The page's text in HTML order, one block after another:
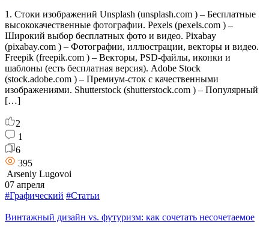
1. Стоки изображений Unsplash (unsplash.com ) – Бесплатные
высококачественные фотографии. Pexels (pexels.com ) –
Широкий выбор бесплатных фото и видео. Pixabay
(pixabay.com ) – Фотографии, иллюстрации, векторы и видео.
Freepik (freepik.com ) – Векторы, PSD-файлы, иконки и
шаблоны (есть бесплатная версия). Adobe Stock
(stock.adobe.com ) – Премиум-сток с качественными
изображениями. Shutterstock (shutterstock.com ) – Популярный
[…]
2
1
6
395
Arseniy Lugovoi
07 апреля
#Графический #Статьи
Винтажный дизайн vs. футуризм: как сочетать несочетаемое